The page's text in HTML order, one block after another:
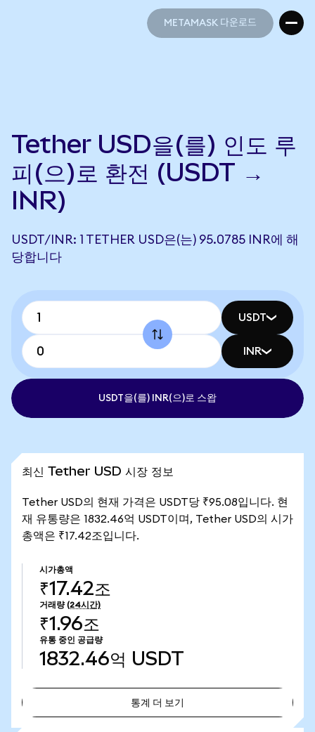
METAMASK 다운로드
Tether USD을(를) 인도 루
피(으)로 환전 (USDT →
INR)
USDT/INR: 1 TETHER USD은(는) 95.0785 INR에 해
당합니다
USDT
INR
USDT을(를) INR(으)로 스왑
최신 Tether USD 시장 정보
Tether USD의 현재 가격은 USDT당 ₹95.08입니다. 현
재 유통량은 1832.46억 USDT이며, Tether USD의 시가
총액은 ₹17.42조입니다.
시가총액
₹17.42조
거래량 (24시간)
₹1.96조
유통 중인 공급량
1832.46억 USDT
통계 더 보기